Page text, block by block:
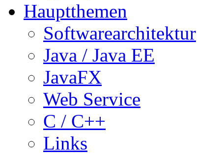
Hauptthemen
Softwarearchitektur
Java / Java EE
JavaFX
Web Service
C / C++
Links